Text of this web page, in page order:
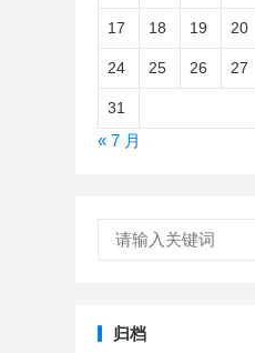
17 18 19 20
24 25 26 27
31
« 7 月
归档